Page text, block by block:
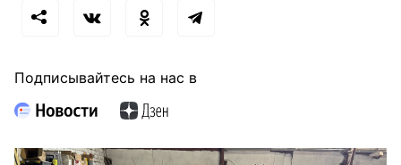
Подписывайтесь на нас в